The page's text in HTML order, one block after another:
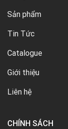
Sản phẩm
Tin Tức
Catalogue
Giới thiệu
Liên hệ
CHÍNH SÁCH